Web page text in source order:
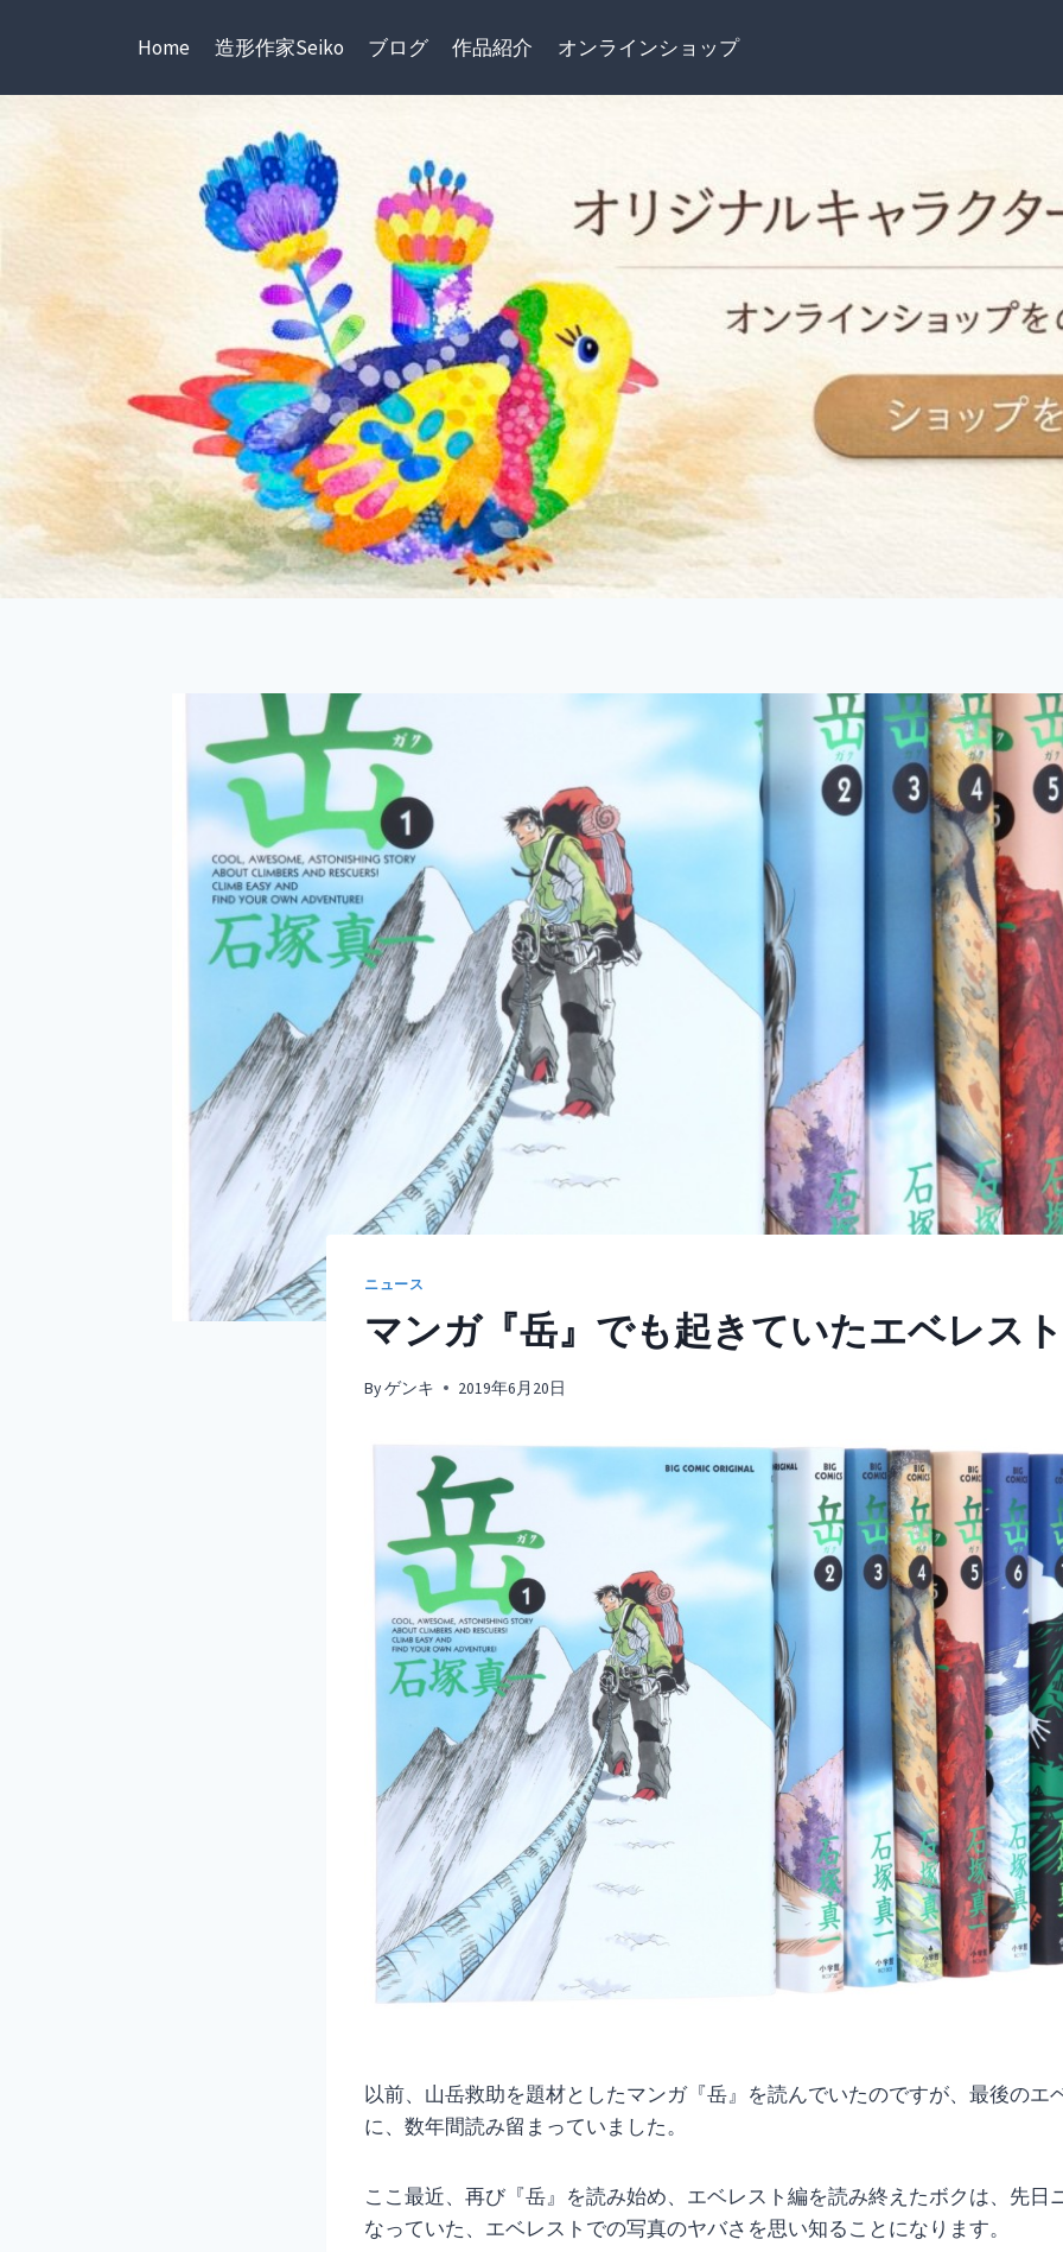
Home 造形作家Seiko ブログ 作品紹介 オンラインショップ
ニュース
マンガ『岳』でも起きていたエベレス
Byゲンキ 2019年6月20日
以前、山岳救助を題材としたマンガ『岳』を読んでいたのですが、最後のエ
に、数年間読み留まっていました。
ここ最近、再び『岳』を読み始め、エベレスト編を読み終えたボクは、先日
なっていた、エベレストでの写真のヤバさを思い知ることになります。